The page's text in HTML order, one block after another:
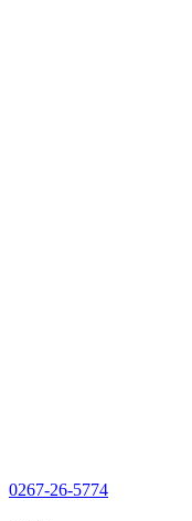
0267-26-5774